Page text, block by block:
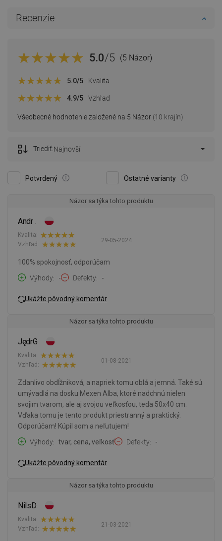
Recenzie
5.0/5 (5 Názor)
Všeobecné hodnotenie založené na 5 Názor (10 krajín)
5.0/5 Kvalita
4.9/5 Vzhľad
Potvrdený Ostatné varianty
Triediť:Najnovší
Názor sa týka tohto produktu
Andr .
29-05-2024
Kvalita:
Vzhľad:
100% spokojnosť, odporúčam
Výhody
- Defekty -
Ukážte pôvodný komentár
Názor sa týka tohto produktu
JędrG
01-08-2021
Kvalita:
Vzhľad:
Zdanlivo obdĺžniková, a napriek tomu oblá a jemná. Také sú
umývadlá na dosku Mexen Alba, ktoré nadchnú nielen
svojim tvarom, ale aj svojou veľkosťou, teda 50x40 cm.
Vďaka tomu je tento produkt priestranný a praktický.
Odporúčam! Kúpil som a neľutujem!
Výhody
tvar, cena, veľkosť Defekty -
Ukážte pôvodný komentár
Názor sa týka tohto produktu
NilsD
21-03-2021
Kvalita:
Vzhľad: